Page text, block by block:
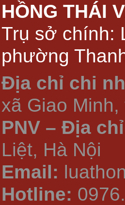
HỒNG THÁI
Trụ sở chính:
phường
Địa chỉ chi
xã Giao
PNV – Địa
Liệt, Hà Nội
Email:
Hotline: